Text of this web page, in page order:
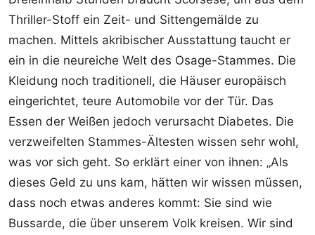
Thriller-Stoff ein Zeit- und Sittengemälde zu
machen. Mittels akribischer Ausstattung taucht er
ein in die neureiche Welt des Osage-Stammes. Die
Kleidung noch traditionell, die Häuser europäisch
eingerichtet, teure Automobile vor der Tür. Das
Essen der Weißen jedoch verursacht Diabetes. Die
verzweifelten Stammes-Ältesten wissen sehr wohl,
was vor sich geht. So erklärt einer von ihnen: „Als
dieses Geld zu uns kam, hätten wir wissen müssen,
dass noch etwas anderes kommt: Sie sind wie
Bussarde, die über unserem Volk kreisen. Wir sind